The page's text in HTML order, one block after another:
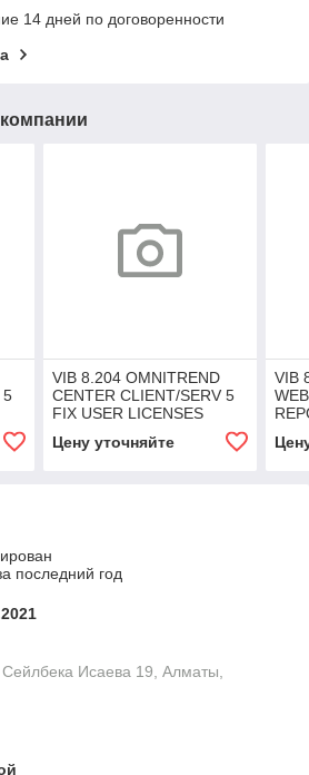
14 дней по договоренности
5
VIB 8.204 OMNITREND
CENTER CLIENT/SERV 5
FIX USER LICENSES
Цену уточняйте
VIB
последний год
Сейлбека Исаева 19, Алматы,